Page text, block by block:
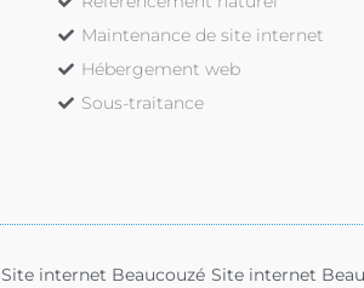
Maintenance de site internet
Hébergement web
Sous-traitance
Site internet Beaucouzé Site internet